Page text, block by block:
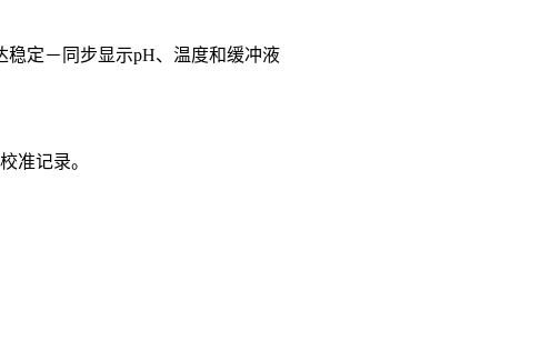
稳定－同步显示pH、温度和缓冲液
准记录。